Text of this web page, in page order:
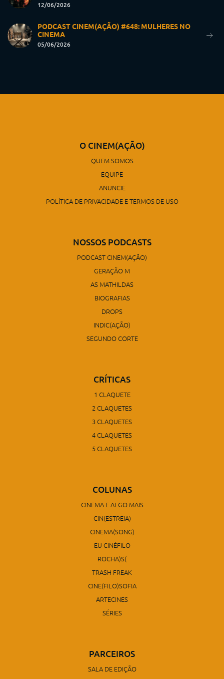
12/06/2026
PODCAST CINEM(AÇÃO) #648: MULHERES NO
CINEMA
05/06/2026
O CINEM(AÇÃO)
QUEM SOMOS
EQUIPE
ANUNCIE
POLÍTICA DE PRIVACIDADE E TERMOS DE USO
NOSSOS PODCASTS
PODCAST CINEM(AÇÃO)
GERAÇÃO M
AS MATHILDAS
BIOGRAFIAS
DROPS
INDIC(AÇÃO)
SEGUNDO CORTE
CRÍTICAS
1 CLAQUETE
2 CLAQUETES
3 CLAQUETES
4 CLAQUETES
5 CLAQUETES
COLUNAS
CINEMA E ALGO MAIS
CIN(ESTREIA)
CINEMA(SONG)
EU CINÉFILO
ROCHA)S(
TRASH FREAK
CINE(FILO)SOFIA
ARTECINES
SÉRIES
PARCEIROS
SALA DE EDIÇÃO